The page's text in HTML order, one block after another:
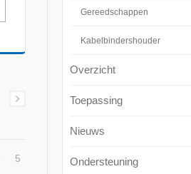
5
Gereedschappen
Kabelbindershouder
Overzicht
Toepassing
Nieuws
Ondersteuning